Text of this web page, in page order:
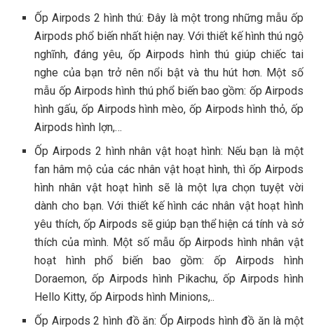
Ốp Airpods 2 hình thú: Đây là một trong những mẫu ốp
Airpods phổ biến nhất hiện nay. Với thiết kế hình thú ngộ
nghĩnh, đáng yêu, ốp Airpods hình thú giúp chiếc tai
nghe của bạn trở nên nổi bật và thu hút hơn. Một số
mẫu ốp Airpods hình thú phổ biến bao gồm: ốp Airpods
hình gấu, ốp Airpods hình mèo, ốp Airpods hình thỏ, ốp
Airpods hình lợn,…
Ốp Airpods 2 hình nhân vật hoạt hình: Nếu bạn là một
fan hâm mộ của các nhân vật hoạt hình, thì ốp Airpods
hình nhân vật hoạt hình sẽ là một lựa chọn tuyệt vời
dành cho bạn. Với thiết kế hình các nhân vật hoạt hình
yêu thích, ốp Airpods sẽ giúp bạn thể hiện cá tính và sở
thích của mình. Một số mẫu ốp Airpods hình nhân vật
hoạt hình phổ biến bao gồm: ốp Airpods hình
Doraemon, ốp Airpods hình Pikachu, ốp Airpods hình
Hello Kitty, ốp Airpods hình Minions,..
Ốp Airpods 2 hình đồ ăn: Ốp Airpods hình đồ ăn là một